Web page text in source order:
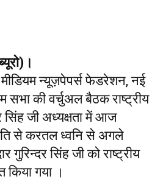
न्यूज़पेपर्स फेडरेशन, नई
सभा की वर्चुअल बैठक राष्ट्रीय
सिंह जी अध्यक्षता में आज
से करतल ध्वनि से अगले
गुरिन्दर सिंह जी को राष्ट्रीय
किया गया ।